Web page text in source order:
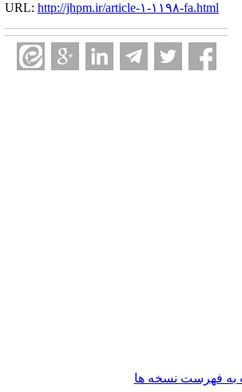
URL: http://jhpm.ir/article-۱-۱۱۹۸-fa.html
فهرست نسخه ها